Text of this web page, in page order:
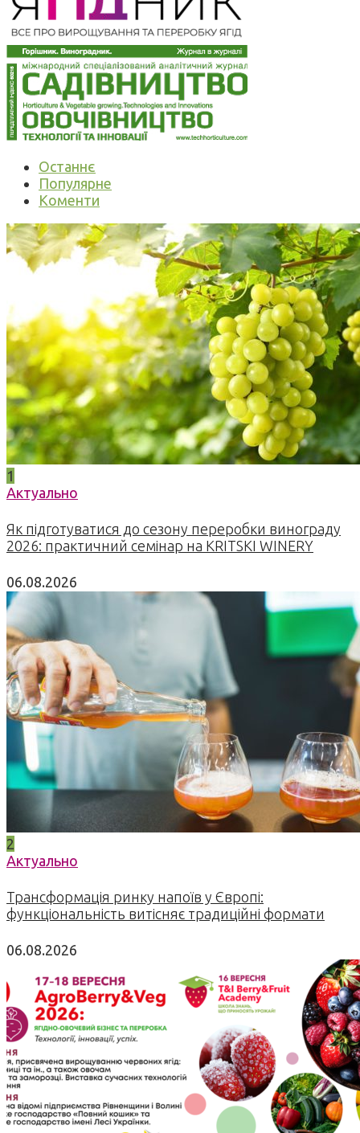
Останнє
Популярне
Коменти
1
Актуально
Як підготуватися до сезону переробки винограду
2026: практичний семінар на KRITSKI WINERY
06.08.2026
2
Актуально
Трансформація ринку напоїв у Європі:
функціональність витісняє традиційні формати
06.08.2026